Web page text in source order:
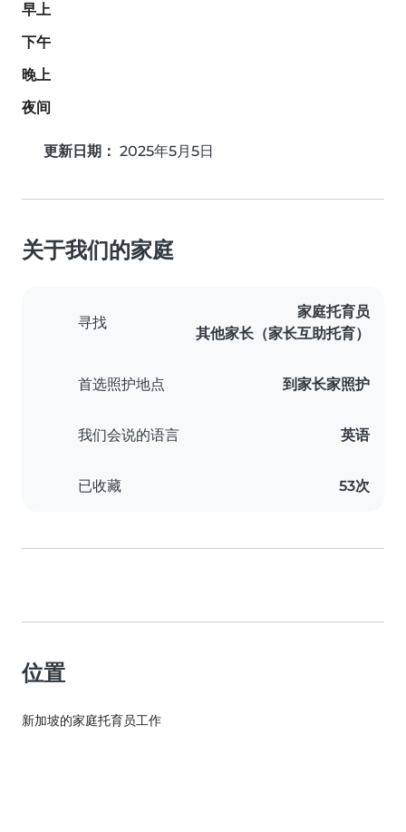
早上
下午
晚上
夜间
更新日期： 2025年5月5日
关于我们的家庭
寻找
家庭托育员
其他家长（家长互助托育）
首选照护地点 到家长家照护
我们会说的语言 英语
已收藏 53次
位置
新加坡的家庭托育员工作